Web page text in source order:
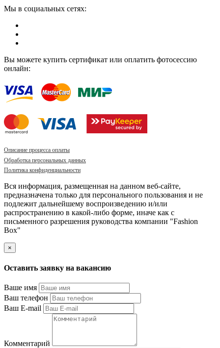
Мы в социальных сетях:
Вы можете купить сертификат или оплатить фотосессию
онлайн:
Описание процесса оплаты
Обработка персональных данных
Политика конфиденциальности
Вся информация, размещенная на данном веб-сайте,
предназначена только для персонального пользования и не
подлежит дальнейшему воспроизведению и/или
распространению в какой-либо форме, иначе как с
письменного разрешения руководства компании "Fashion
Box"
×
Оставить заявку на вакансию
Ваше имя
Ваш телефон
Ваш E-mail
Комментарий